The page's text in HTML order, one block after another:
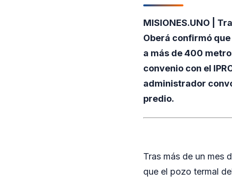
MISIONES.UNO |
Oberá confirmó
a más de 400
convenio con el
administrador
predio.
Tras más de un mes
que el pozo termal